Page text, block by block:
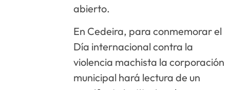
abierto.
En Cedeira, para conmemorar el
Día internacional contra la
violencia machista la corporación
municipal hará lectura de un